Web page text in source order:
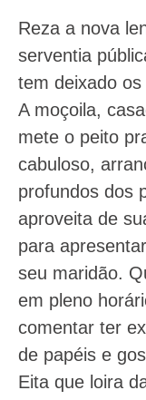
Reza a nova
serventia
tem deixado
A moçoila,
mete o peito
cabuloso,
profundos dos
aproveita de
para
seu maridão.
em pleno
comentar ter
de papéis e
Eita que loira